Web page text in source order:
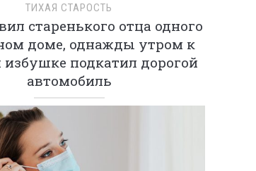
ТИХАЯ СТАРОСТЬ
старенького отца одного
доме, однажды утром к
подкатил дорогой
автомобиль